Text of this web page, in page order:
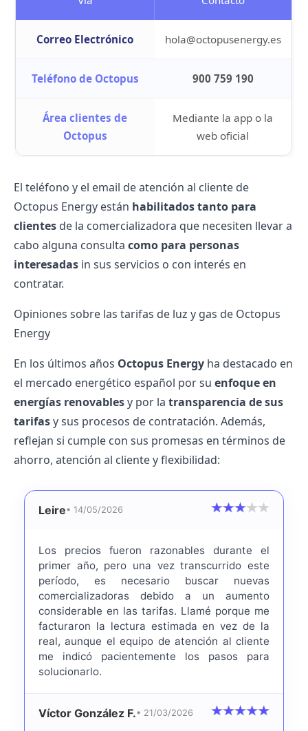
Correo Electrónico hola@octopusenergy.es
Teléfono de Octopus 900 759 190
Área clientes de
Octopus
Mediante la app o la
web oficial
El teléfono y el email de atención al cliente de
Octopus Energy están habilitados tanto para
clientes de la comercializadora que necesiten llevar a
cabo alguna consulta como para personas
interesadas in sus servicios o con interés en
contratar.
Opiniones sobre las tarifas de luz y gas de Octopus
Energy
En los últimos años Octopus Energy ha destacado en
el mercado energético español por su enfoque en
energías renovablesy por la transparencia de sus
tarifasy sus procesos de contratación. Además,
reflejan si cumple con sus promesas en términos de
ahorro, atención al cliente y flexibilidad:
Leire• 14/05/2026
Los precios fueron razonables durante el
primer año, pero una vez transcurrido este
período, es necesario buscar nuevas
comercializadoras debido a un aumento
considerable en las tarifas. Llamé porque me
facturaron la lectura estimada en vez de la
real, aunque el equipo de atención al cliente
me indicó pacientemente los pasos para
solucionarlo.
Víctor González F.• 21/03/2026